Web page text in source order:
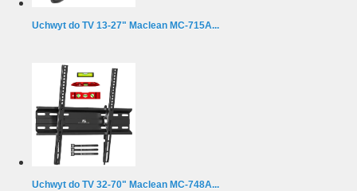
Uchwyt do TV 13-27" Maclean MC-715A...
Uchwyt do TV 32-70" Maclean MC-748A...